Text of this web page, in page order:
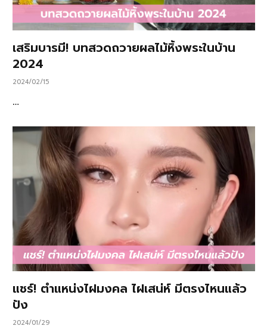
เสริมบารมี! บทสวดถวายผลไม้หิ้งพระในบ้าน
2024
2024/02/15
…
แชร์! ตำแหน่งไฝมงคล ไฝเสน่ห์ มีตรงไหนแล้ว
ปัง
2024/01/29